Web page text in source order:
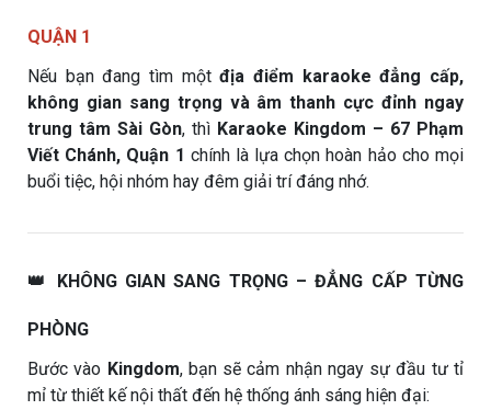
QUẬN 1
Nếu bạn đang tìm mộtđịa điểm karaoke đẳng cấp,
không gian sang trọng và âm thanh cực đỉnh ngay
trung tâm Sài Gòn, thì Karaoke Kingdom – 67 Phạm
Viết Chánh, Quận 1 chính là lựa chọn hoàn hảo cho mọi
buổi tiệc, hội nhóm hay đêm giải trí đáng nhớ.
👑 KHÔNG GIAN SANG TRỌNG – ĐẲNG CẤP TỪNG
PHÒNG
Bước vào Kingdom, bạn sẽ cảm nhận ngay sự đầu tư tỉ
mỉ từ thiết kế nội thất đến hệ thống ánh sáng hiện đại: